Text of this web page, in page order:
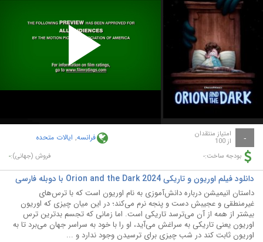
Play
Video
- امتیاز منتقدان
از 100 فرانسه, ایالات متحده
بودجه ساخت:- فروش (جهانی):-
دانلود فیلم اوریون و تاریکی Orion and the Dark 2024 با دوبله فارسی
داستان انیمیشن درباره دانش‌آموزی به نام اوریون است که با ترس‌های
غیرمنطقی و عجیبش دست‌ و پنجه نرم می‌کند؛ در این میان چیزی که اوریون
بیشتر از همه از آن می‌ترسد تاریکی است. اما زمانی که تجسم بدترین ترس
اوریون یعنی تاریکی به سراغش می‌آید، او را با خود به سراسر جهان می‌برد تا به
اوریون ثابت کند در شب چیزی برای ترسیدن وجود ندارد و ...